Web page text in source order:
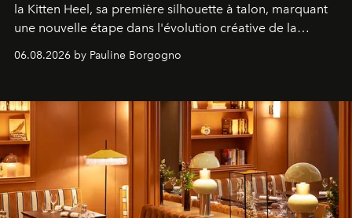
la Kitten Heel, sa première silhouette à talon, marquant
une nouvelle étape dans l'évolution créative de la
06.08.2026 by Pauline Borgogno